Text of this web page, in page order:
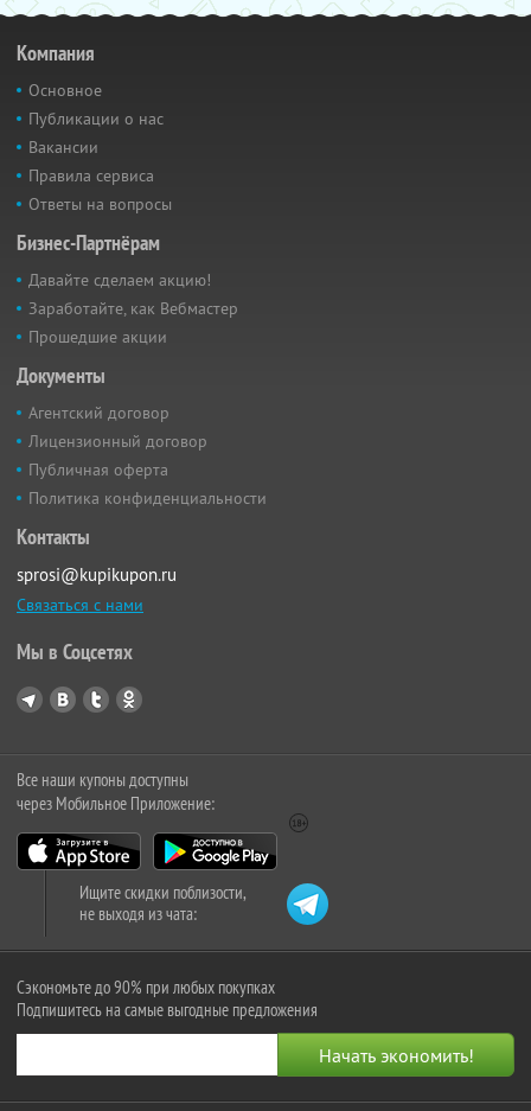
Компания
Основное
Публикации о нас
Вакансии
Правила сервиса
Ответы на вопросы
Бизнес-Партнёрам
Давайте сделаем акцию!
Заработайте, как Вебмастер
Прошедшие акции
Документы
Агентский договор
Лицензионный договор
Публичная оферта
Политика конфиденциальности
Контакты
sprosi@kupikupon.ru
Связаться с нами
Мы в Соцсетях
Все наши купоны доступны
через Мобильное Приложение:
Ищите скидки поблизости,
не выходя из чата:
Сэкономьте до 90% при любых покупках
Подпишитесь на самые выгодные предложения